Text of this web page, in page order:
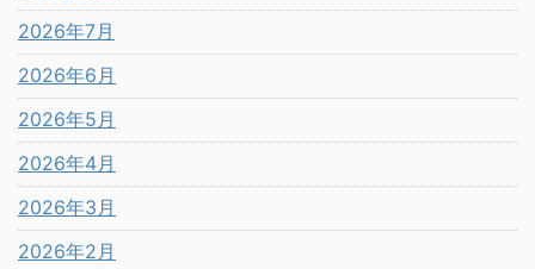
2026年7月
2026年6月
2026年5月
2026年4月
2026年3月
2026年2月